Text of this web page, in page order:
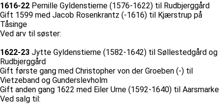
1616-22 Pernille Gyldenstierne (1576-1622) til Rudbjerggård
Gift 1599 med Jacob Rosenkrantz (-1616) til Kjærstrup på
Tåsinge
Ved arv til søster:
1622-23 Jytte Gyldenstierne (1582-1642) til Søllestedgård og
Rudbjerggård
Gift første gang med Christopher von der Groeben (-) til
Vietzeband og Gunderslevholm
Gift anden gang 1622 med Eiler Urne (1592-1640) til Aarsmarke
Ved salg til: